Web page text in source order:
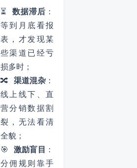
⏳ 数据滞后 ：
等到月底看报
表，才发现某
些渠道已经亏
损多时；
🔀
渠道混杂 ：
线上线下、直
营分销数据割
裂，无法看清
全貌；
🎯
激励盲目
：
分佣规则靠手